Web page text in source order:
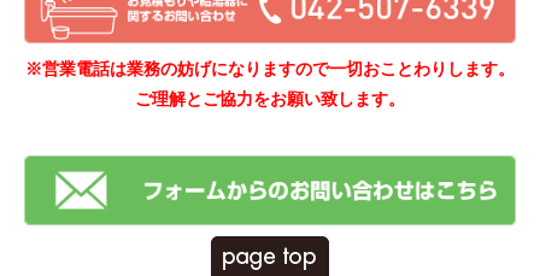
※営業電話は業務の妨げになりますので一切おことわりします。
ご理解とご協力をお願い致します。